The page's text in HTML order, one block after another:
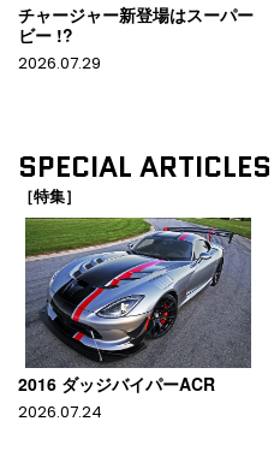
チャージャー新登場はスーパー
ビー !?
2026.07.29
SPECIAL ARTICLES
［特集］
2016 ダッジバイパーACR
2026.07.24